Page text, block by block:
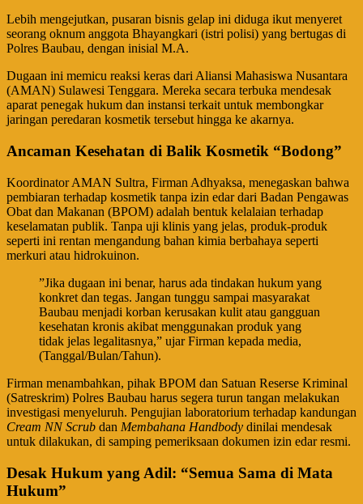
​Lebih mengejutkan, pusaran bisnis gelap ini diduga ikut menyeret
seorang oknum anggota Bhayangkari (istri polisi) yang bertugas di
Polres Baubau, dengan inisial M.A.
​Dugaan ini memicu reaksi keras dari Aliansi Mahasiswa Nusantara
(AMAN) Sulawesi Tenggara. Mereka secara terbuka mendesak
aparat penegak hukum dan instansi terkait untuk membongkar
jaringan peredaran kosmetik tersebut hingga ke akarnya.
Ancaman Kesehatan di Balik Kosmetik “Bodong”
​Koordinator AMAN Sultra, Firman Adhyaksa, menegaskan bahwa
pembiaran terhadap kosmetik tanpa izin edar dari Badan Pengawas
Obat dan Makanan (BPOM) adalah bentuk kelalaian terhadap
keselamatan publik. Tanpa uji klinis yang jelas, produk-produk
seperti ini rentan mengandung bahan kimia berbahaya seperti
merkuri atau hidrokuinon.
​”Jika dugaan ini benar, harus ada tindakan hukum yang
konkret dan tegas. Jangan tunggu sampai masyarakat
Baubau menjadi korban kerusakan kulit atau gangguan
kesehatan kronis akibat menggunakan produk yang
tidak jelas legalitasnya,” ujar Firman kepada media,
(Tanggal/Bulan/Tahun).
​Firman menambahkan, pihak BPOM dan Satuan Reserse Kriminal
(Satreskrim) Polres Baubau harus segera turun tangan melakukan
investigasi menyeluruh. Pengujian laboratorium terhadap kandungan
Cream NN Scrub dan Membahana Handbody dinilai mendesak
untuk dilakukan, di samping pemeriksaan dokumen izin edar resmi.
Desak Hukum yang Adil: “Semua Sama di Mata
Hukum”